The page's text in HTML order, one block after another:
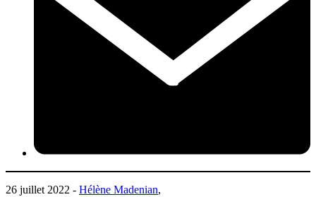
26 juillet 2022 - Hélène Madenian,